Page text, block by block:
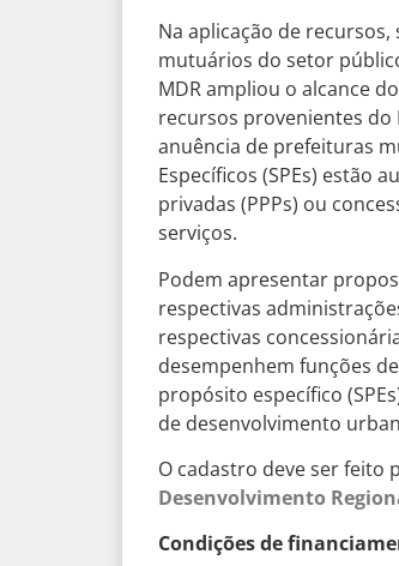
Na aplicação de
mutuários do setor
MDR ampliou o alcance
recursos provenientes do
anuência de prefeituras
Específicos (SPEs) estão
privadas (PPPs) ou
serviços.
Podem apresentar
respectivas
respectivas
desempenhem funções
propósito específico
de desenvolvimento
O cadastro deve ser feito
Desenvolvimento
Condições de